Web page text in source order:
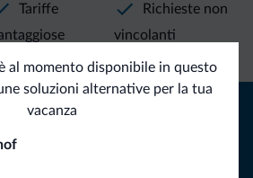
al momento disponibile in questo
soluzioni alternative per la tua
vacanza
Tariffe
Richieste non
vincolanti
dalle Dolomiti
offerte esclusive e news per la tua
nelle Dolomiti.